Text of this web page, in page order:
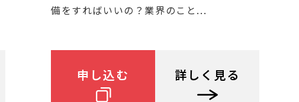
備をすればいいの？業界のこと...
申し込む 詳しく見る